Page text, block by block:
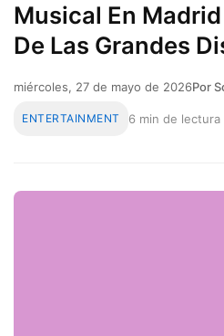
Musical En
De Las Grandes
miércoles, 27 de mayo de 2026Por
ENTERTAINMENT 6 min de lectura